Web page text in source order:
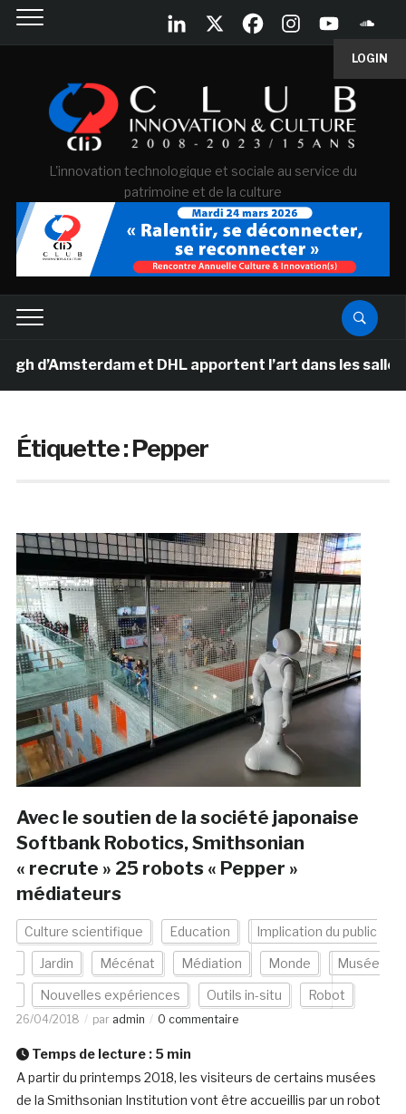
LOGIN
L'innovation technologique et sociale au service du
patrimoine et de la culture
d’Amsterdam et DHL apportent l’art dans les salles
Étiquette :Pepper
Avec le soutien de la société japonaise
Softbank Robotics, Smithsonian
« recrute » 25 robots « Pepper »
médiateurs
Culture scientifique Education Implication du public
Jardin Mécénat Médiation Monde Musée
Nouvelles expériences Outils in-situ Robot
26/04/2018 par admin 0 commentaire
Temps de lecture : 5 min
A partir du printemps 2018, les visiteurs de certains musées
de la Smithsonian Institution vont être accueillis par un robot